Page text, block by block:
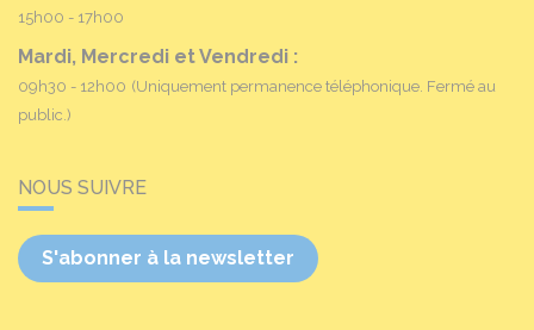
15h00 - 17h00
Mardi, Mercredi et Vendredi :
09h30 - 12h00 (Uniquement permanence téléphonique. Fermé au
public.)
NOUS SUIVRE
S'abonner à la newsletter